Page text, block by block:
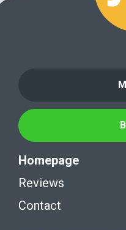
Homepage
Reviews
Contact